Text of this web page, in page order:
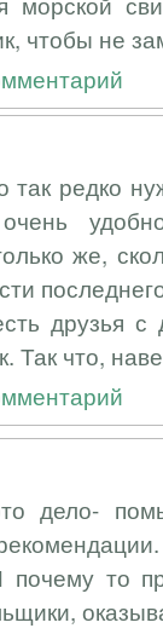
чтобы не
так редко
же,
друзья
Так что,
дело-
то